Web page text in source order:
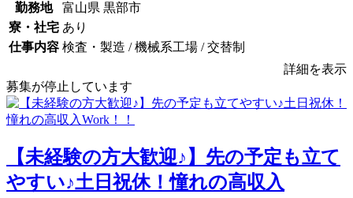
勤務地
富山県 黒部市
寮・社宅 あり
仕事内容 検査・製造 / 機械系工場 / 交替制
詳細を表示
募集が停止しています
【未経験の方大歓迎♪】先の予定も立て
やすい♪土日祝休！憧れの高収入